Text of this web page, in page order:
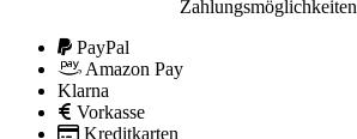
Zahlungsmöglichkeiten
PayPal
Amazon Pay
Klarna
Vorkasse
Kreditkarten